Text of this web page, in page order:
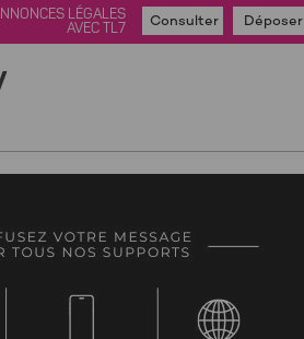
LÉGALES
AVEC TL7
Consulter Déposer